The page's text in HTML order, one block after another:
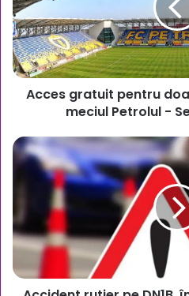
și
domnișoare
la
meciul
Petrolul
8
Martie
Acces gratuit pentru
meciul Petrolul -
Accident
rutier
Valea
Călugărească:
persoane